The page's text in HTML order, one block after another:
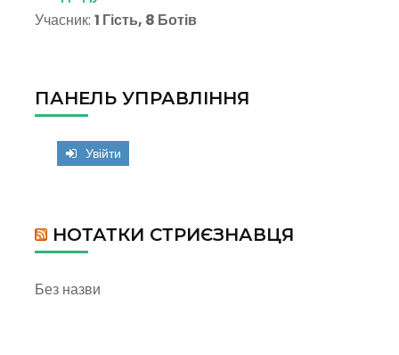
Учасник: 1 Гість, 8 Ботів
ПАНЕЛЬ УПРАВЛІННЯ
Увійти
НОТАТКИ СТРИЄЗНАВЦЯ
Без назви